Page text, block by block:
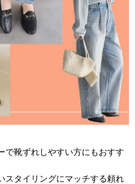
で靴ずれしやすい方にもおすす
スタイリングにマッチする頼れ